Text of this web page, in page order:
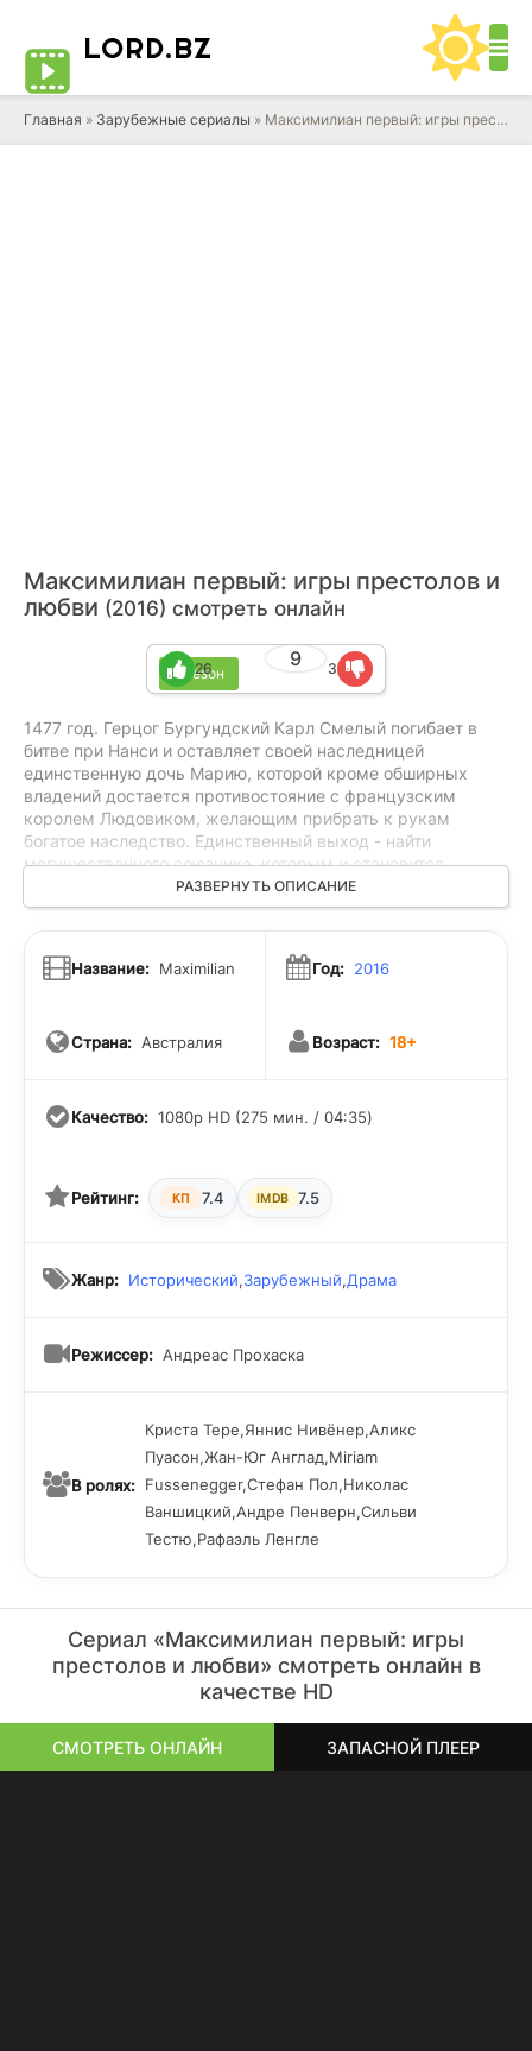
LORD.BZ
Главная » Зарубежные сериалы » Максимилиан первый: игры престолов и любви
Максимилиан первый: игры престолов и
любви (2016) смотреть онлайн
1 сезон
9
26 3
1477 год. Герцог Бургундский Карл Смелый погибает в
битве при Нанси и оставляет своей наследницей
единственную дочь Марию, которой кроме обширных
владений достается противостояние с французским
королем Людовиком, желающим прибрать к рукам
богатое наследство. Единственный выход - найти
могущественного союзника, которым и становится
Максимилиан - сын императора Священной Римской
империи Фридриха Третьего.
РАЗВЕРНУТЬ ОПИСАНИЕ
Название: Maximilian
Страна: Австралия
Год: 2016
Возраст: 18+
Качество: 1080p HD (275 мин. / 04:35)
Рейтинг: КП 7.4 IMDB 7.5
Жанр: Исторический,Зарубежный,Драма
Режиссер: Андреас Прохаска
В ролях:
Криста Тере,Яннис Нивёнер,Аликс
Пуасон,Жан-Юг Англад,Miriam
Fussenegger,Стефан Пол,Николас
Ваншицкий,Андре Пенверн,Сильви
Тестю,Рафаэль Ленгле
Сериал «Максимилиан первый: игры
престолов и любви» смотреть онлайн в
качестве HD
СМОТРЕТЬ ОНЛАЙН ЗАПАСНОЙ ПЛЕЕР